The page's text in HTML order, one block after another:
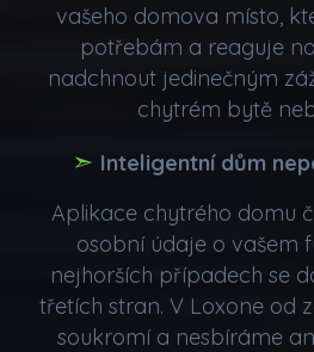
vašeho domova místo,
potřebám a reaguje
nadchnout jedinečným
chytrém bytě
➣ Inteligentní dům
Aplikace chytrého domu
osobní údaje o vašem
nejhorších případech se
třetích stran. V Loxone od
soukromí a nesbíráme